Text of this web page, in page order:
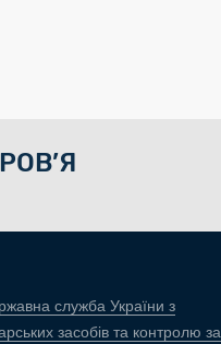
служба України з
засобів та контролю за